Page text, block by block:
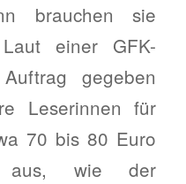
brauchen sie
einer GFK-
gegeben
Leserinnen für
70 bis 80 Euro
wie der